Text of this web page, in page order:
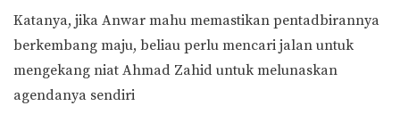
Katanya, jika Anwar mahu memastikan pentadbirannya
berkembang maju, beliau perlu mencari jalan untuk
mengekang niat Ahmad Zahid untuk melunaskan
agendanya sendiri